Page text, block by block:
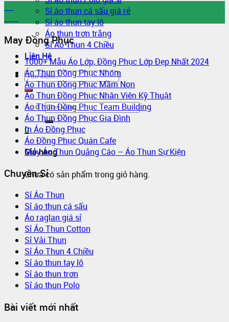
Sỉ áo thun cá sấu giá rẻ
Sỉ áo thun tay lỡ
Áo thun trơn trắng
Sỉ Áo Thun 4 Chiều
Liên Hệ
0
Giỏ hàng
Chưa có sản phẩm trong giỏ hàng.
May Đồng Phục
1000+ Mẫu Áo Lớp, Đồng Phục Lớp Đẹp Nhất 2024
Áo Thun Đồng Phục Nhóm
Áo Thun Đồng Phục Mầm Non
Áo Thun Đồng Phục Nhân Viên Kỹ Thuật
Áo Thun Đồng Phục Team Building
Áo Thun Đồng Phục Gia Đình
In Áo Đồng Phục
Áo Đồng Phục Quán Cafe
May Áo Thun Quảng Cáo – Áo Thun Sự Kiện
Chuyên Sỉ
Sỉ Áo Thun
Sỉ áo thun cá sấu
Áo raglan giá sỉ
Sỉ Áo Thun Cotton
Sỉ Vải Thun
Sỉ Áo Thun 4 Chiều
Sỉ áo thun tay lỡ
Sỉ áo thun trơn
Sỉ áo thun Polo
Bài viết mới nhất